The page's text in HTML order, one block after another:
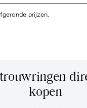
prijzen.
kopen